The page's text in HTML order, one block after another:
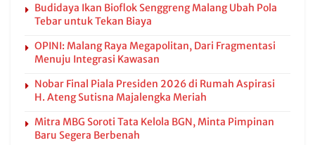
Budidaya Ikan Bioflok Senggreng Malang Ubah Pola
Tebar untuk Tekan Biaya
OPINI: Malang Raya Megapolitan, Dari Fragmentasi
Menuju Integrasi Kawasan
Nobar Final Piala Presiden 2026 di Rumah Aspirasi
H. Ateng Sutisna Majalengka Meriah
Mitra MBG Soroti Tata Kelola BGN, Minta Pimpinan
Baru Segera Berbenah